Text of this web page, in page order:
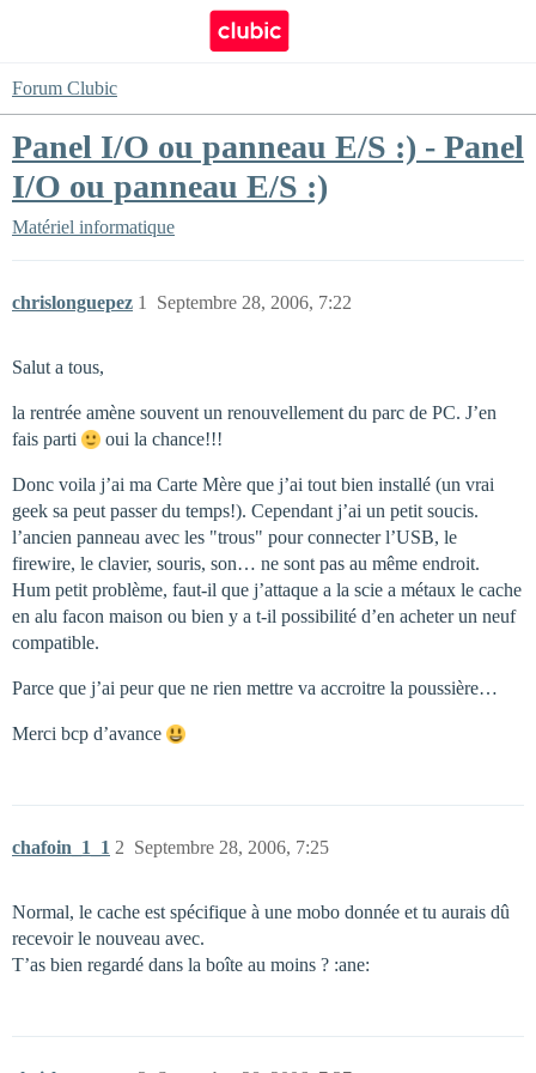
Forum Clubic
Panel I/O ou panneau E/S :) - Panel
I/O ou panneau E/S :)
Matériel informatique
chrislonguepez Septembre 28, 2006, 7:22
1
Salut a tous,
la rentrée amène souvent un renouvellement du parc de PC. J’en
fais parti
oui la chance!!!
Donc voila j’ai ma Carte Mère que j’ai tout bien installé (un vrai
geek sa peut passer du temps!). Cependant j’ai un petit soucis.
l’ancien panneau avec les "trous" pour connecter l’USB, le
firewire, le clavier, souris, son… ne sont pas au même endroit.
Hum petit problème, faut-il que j’attaque a la scie a métaux le cache
en alu facon maison ou bien y a t-il possibilité d’en acheter un neuf
compatible.
Parce que j’ai peur que ne rien mettre va accroitre la poussière…
Merci bcp d’avance
chafoin_1_1 Septembre 28, 2006, 7:25
2
Normal, le cache est spécifique à une mobo donnée et tu aurais dû
recevoir le nouveau avec.
T’as bien regardé dans la boîte au moins ? :ane: